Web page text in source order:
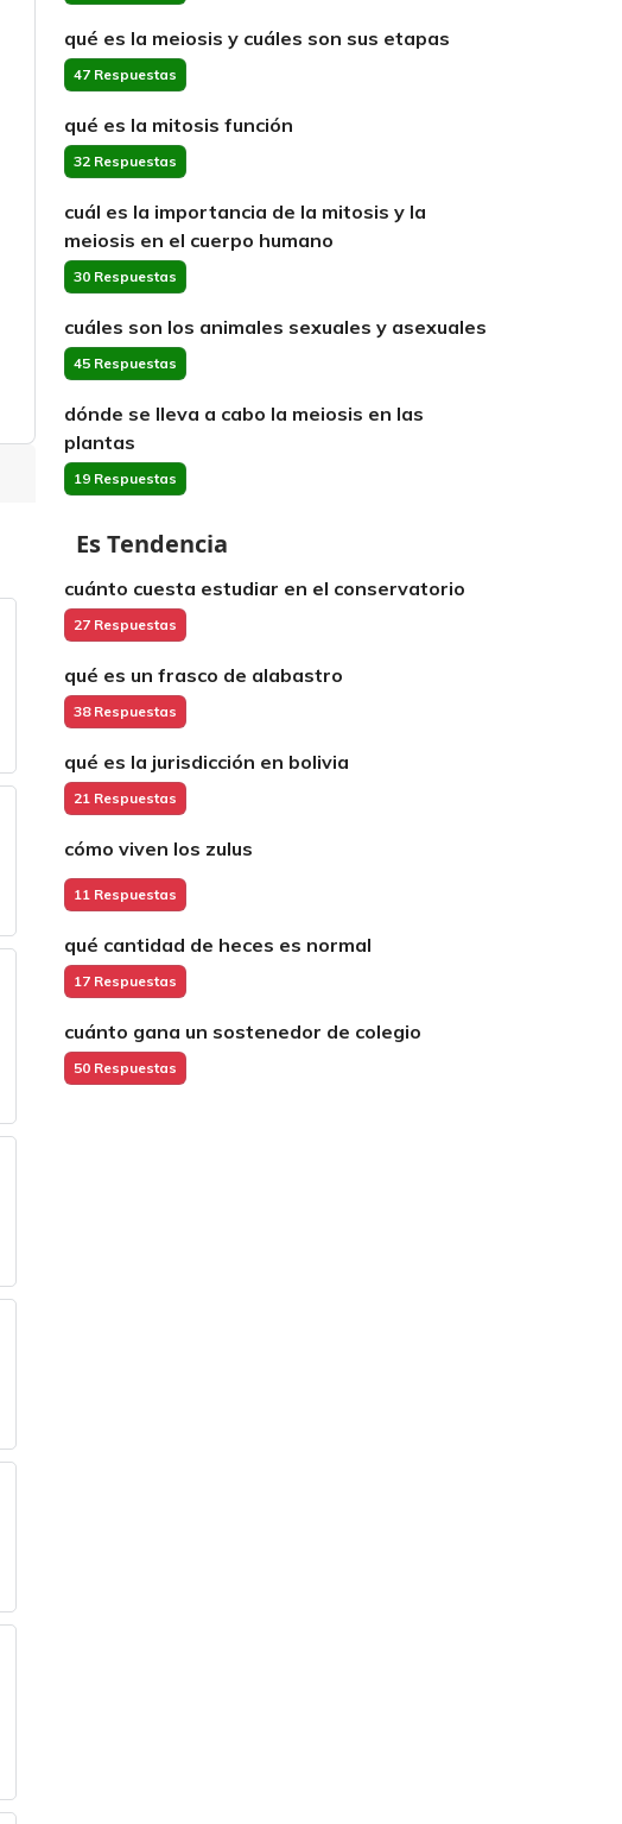
qué es la meiosis y cuáles son sus etapas
47 Respuestas
qué es la mitosis función
32 Respuestas
cuál es la importancia de la mitosis y la
meiosis en el cuerpo humano
30 Respuestas
cuáles son los animales sexuales y asexuales
45 Respuestas
dónde se lleva a cabo la meiosis en las
plantas
19 Respuestas
Es Tendencia
cuánto cuesta estudiar en el conservatorio
27 Respuestas
qué es un frasco de alabastro
38 Respuestas
qué es la jurisdicción en bolivia
21 Respuestas
cómo viven los zulus
11 Respuestas
qué cantidad de heces es normal
17 Respuestas
cuánto gana un sostenedor de colegio
50 Respuestas